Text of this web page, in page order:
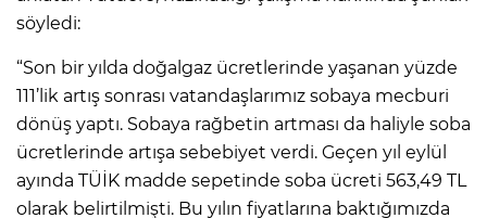
söyledi:
“Son bir yılda doğalgaz ücretlerinde yaşanan yüzde
111’lik artış sonrası vatandaşlarımız sobaya mecburi
dönüş yaptı. Sobaya rağbetin artması da haliyle soba
ücretlerinde artışa sebebiyet verdi. Geçen yıl eylül
ayında TÜİK madde sepetinde soba ücreti 563,49 TL
olarak belirtilmişti. Bu yılın fiyatlarına baktığımızda